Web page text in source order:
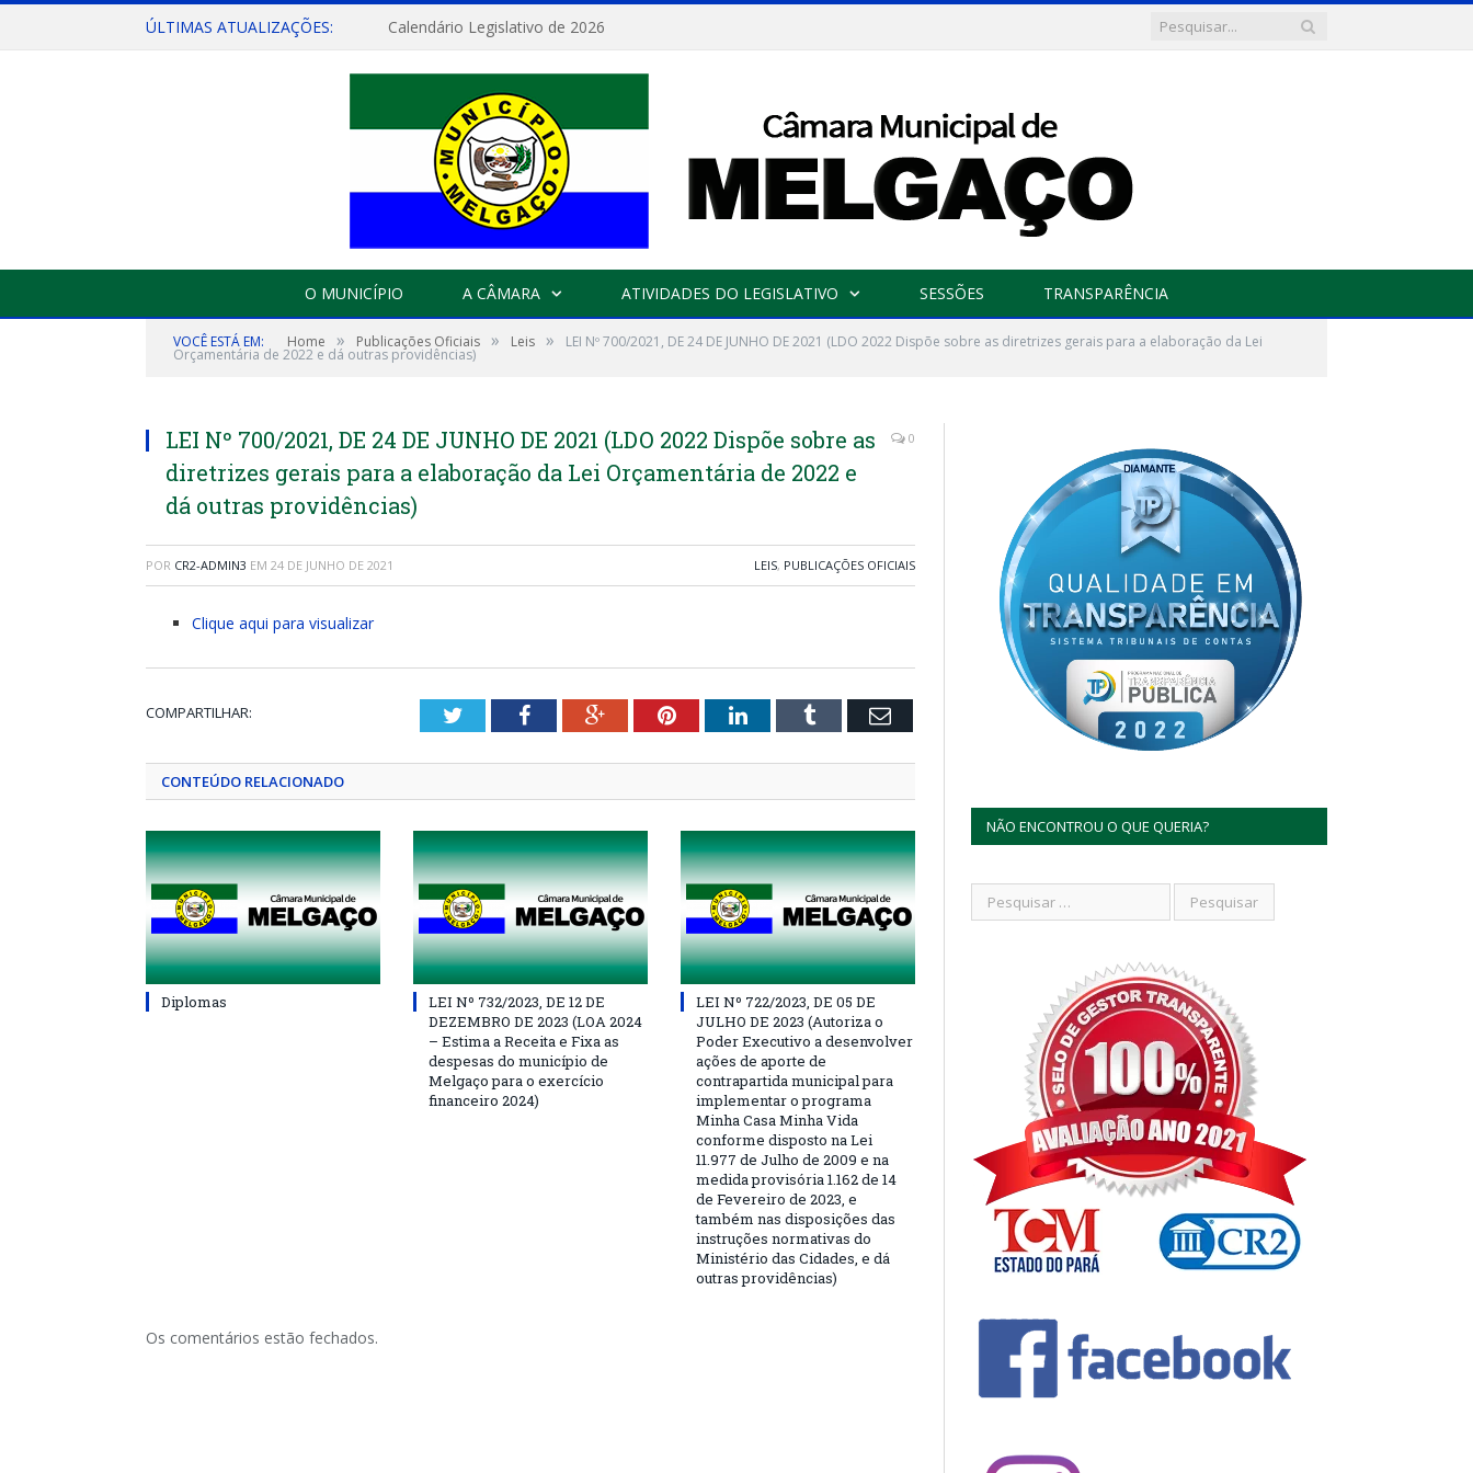
ÚLTIMAS ATUALIZAÇÕES: Calendário Legislativo de 2026
O MUNICÍPIO A CÂMARA ATIVIDADES DO LEGISLATIVO SESSÕES TRANSPARÊNCIA
VOCÊ ESTÁ EM: Home » Publicações Oficiais » Leis » LEI Nº 700/2021, DE 24 DE JUNHO DE 2021 (LDO 2022 Dispõe sobre as diretrizes gerais para a elaboração da Lei
Orçamentária de 2022 e dá outras providências)
LEI Nº 700/2021, DE 24 DE JUNHO DE 2021 (LDO 2022 Dispõe sobre as
diretrizes gerais para a elaboração da Lei Orçamentária de 2022 e
dá outras providências)
0
POR CR2-ADMIN3 EM 24 DE JUNHO DE 2021 LEIS, PUBLICAÇÕES OFICIAIS
Clique aqui para visualizar
COMPARTILHAR: TwitterFacebookGoogle+PinterestLinkedInTumblr Email
CONTEÚDO RELACIONADO
Diplomas
LEI Nº 732/2023, DE 12 DE
DEZEMBRO DE 2023 (LOA 2024
– Estima a Receita e Fixa as
despesas do município de
Melgaço para o exercício
financeiro 2024)
LEI Nº 722/2023, DE 05 DE
JULHO DE 2023 (Autoriza o
Poder Executivo a desenvolver
ações de aporte de
contrapartida municipal para
implementar o programa
Minha Casa Minha Vida
conforme disposto na Lei
11.977 de Julho de 2009 e na
medida provisória 1.162 de 14
de Fevereiro de 2023, e
também nas disposições das
instruções normativas do
Ministério das Cidades, e dá
outras providências)
Os comentários estão fechados.
NÃO ENCONTROU O QUE QUERIA?